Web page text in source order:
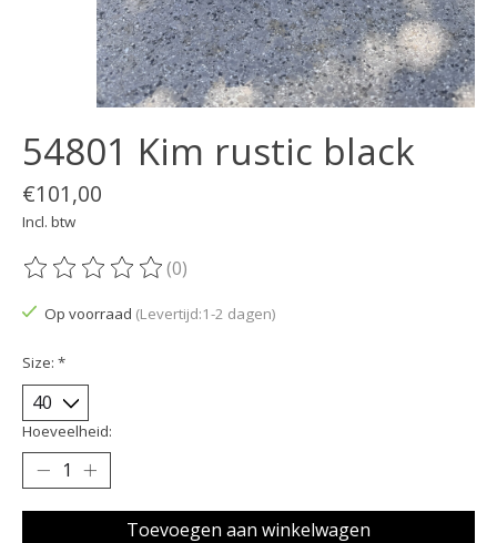
54801 Kim rustic black
€101,00
Incl. btw
De beoordeling van dit product is
(0)
Op voorraad (Levertijd:1-2 dagen)
Size: *
Hoeveelheid:
Toevoegen aan winkelwagen